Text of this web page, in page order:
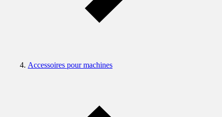
Accessoires pour machines